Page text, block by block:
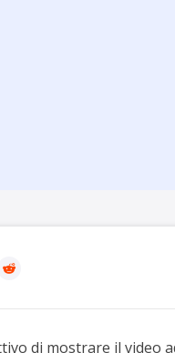

di mostrare il video